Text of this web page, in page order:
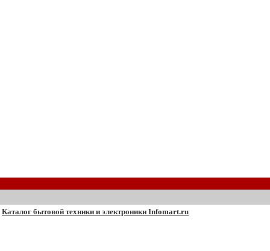
Каталог бытовой техники и электроники Infomart.ru